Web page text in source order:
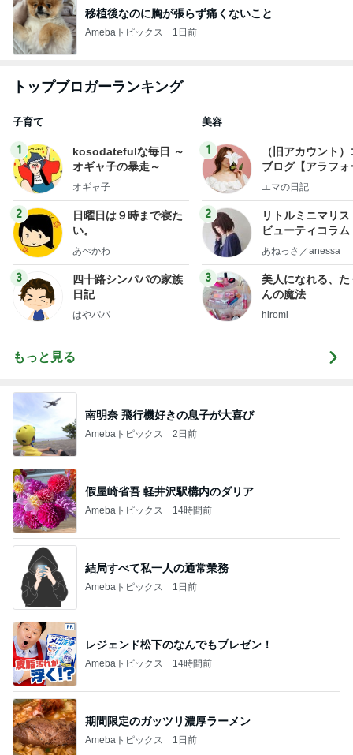
移植後なのに胸が張らず痛くないこと
Amebaトピックス 1日前
トップブロガーランキング
子育て
1
kosodatefulな毎日 ～
オギャ子の暴走～
オギャ子
2
日曜日は９時まで寝た
い。
あべかわ
3
四十路シンパパの家族
日記
はやパパ
美容
1
（旧アカウント
ブログ【アラフォ
社売却セカンドラ
エマの日記
2
リトルミニマリス
ビューティコラ
little
あねっさ／anessa
3
美人になれる、た
んの魔法
hiromi
もっと見る
南明奈 飛行機好きの息子が大喜び
Amebaトピックス 2日前
假屋崎省吾 軽井沢駅構内のダリア
Amebaトピックス 14時間前
結局すべて私一人の通常業務
Amebaトピックス 1日前
レジェンド松下のなんでもプレゼン！
Amebaトピックス 14時間前
期間限定のガッツリ濃厚ラーメン
Amebaトピックス 1日前